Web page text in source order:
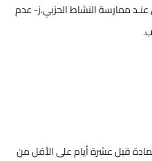
ممارسة النشاط الحزبي.ز- عدم
قبل عشرة أيام على الأقل من